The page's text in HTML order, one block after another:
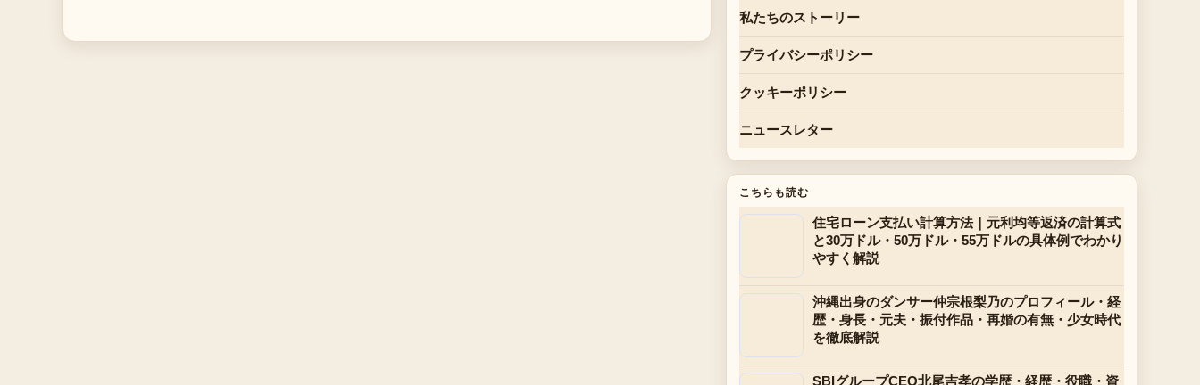
私たちのストーリー
プライバシーポリシー
クッキーポリシー
ニュースレター
こちらも読む
住宅ローン支払い計算方法｜元利均等返済の計算式
と30万ドル・50万ドル・55万ドルの具体例でわかり
やすく解説
沖縄出身のダンサー仲宗根梨乃のプロフィール・経
歴・身長・元夫・振付作品・再婚の有無・少女時代
を徹底解説
SBIグループCEO北尾吉孝の学歴・経歴・役職・資